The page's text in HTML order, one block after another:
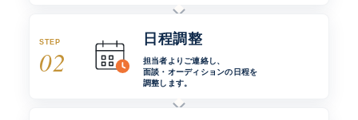
STEP
02
日程調整
担当者よりご連絡し、
面談・オーディションの日程を
調整します。